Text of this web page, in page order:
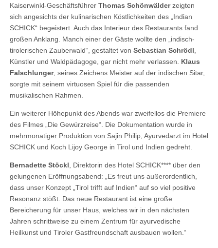
Kaiserwinkl-Geschäftsführer Thomas Schönwälderzeigten
sich angesichts der kulinarischen Köstlichkeiten des „Indian
SCHICK“ begeistert. Auch das Interieur des Restaurants fand
großen Anklang. Manch einer der Gäste wollte den „indisch-
tirolerischen Zauberwald“, gestaltet von Sebastian Schrödl
Künstler und Waldpädagoge, gar nicht mehr verlassen. Klaus
Falschlunger, seines Zeichens Meister auf der indischen Sitar,
sorgte mit seinem virtuosen Spiel für die passenden
musikalischen Rahmen.
Ein weiterer Höhepunkt des Abends war zweifellos die Premiere
des Filmes „Die Gewürzreise“. Die Dokumentation wurde in
mehrmonatiger Produktion von Sajin Philip, Ayurvedarzt im Hotel
SCHICK und Koch Lijoy George in Tirol und Indien gedreht.
Bernadette Stöckl , Direktorin des Hotel SCHICK**** über den
gelungenen Eröffnungsabend: „Es freut uns außerordentlich,
dass unser Konzept „Tirol trifft auf Indien“ auf so viel positive
Resonanz stößt. Das neue Restaurant ist eine große
Bereicherung für unser Haus, welches wir in den nächsten
Jahren schrittweise zu einem Zentrum für ayurvedische
Heilkunst und Tiroler Gastfreundschaft ausbauen wollen.“